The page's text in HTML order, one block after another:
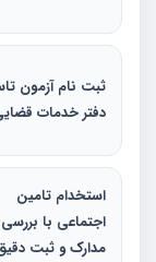
ثبت نام آزمون
دفتر خدمات
استخدام تامین
اجتماعی با بررسی
مدارک و ثبت